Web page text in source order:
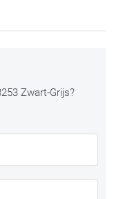
Zwart-Grijs?